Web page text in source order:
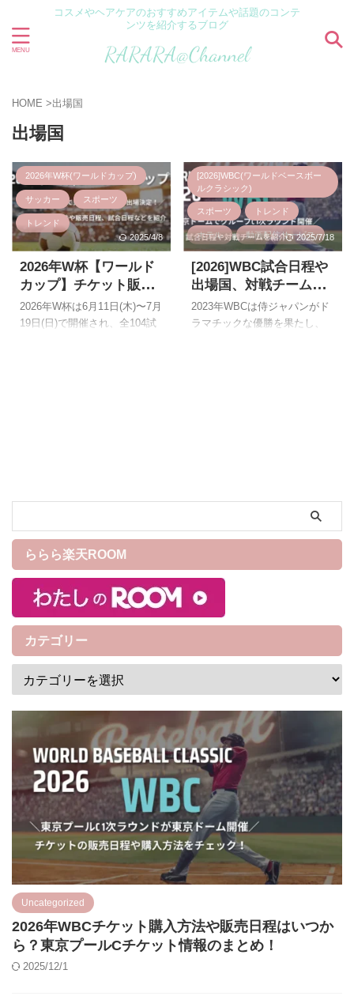
コスメやヘアケアのおすすめアイテムや話題のコンテ
ンツを紹介するブログ
HOME >出場国
出場国
2026年W杯(ワールドカップ)
サッカー スポーツ
トレンド
2025/4/8
2026年W杯【ワールド
カップ】チケット販売
日程や価格や購入方
法・買い方は？出場国
2026年W杯は6月11日(木)〜7月
19日(日)で開催され、全104試
日程や価格、種類は2026年4月
参考に紹介しており変更とな
る可能性がありますのでご了
承ください。最新情報が入り
次第更新中です。 ...
[2026]WBC(ワールドベースボー
ルクラシック)
スポーツ トレンド
ホテル 動画配信サービス2025/7/18
[2026]WBC試合日程や
出場国、対戦チーム
は？
2023年WBCは侍ジャパンがド
ラマチックな優勝を果たし、
うか。 2026年WBCの試合日程
や出場国、対戦チームをまと
めましたのでチェックしてみ
日程は？ WBCの試合日程は大
きく分けると3つのラウンドで
...
ららら楽天ROOM
カテゴリー
Uncategorized
2026年WBCチケット購入方法や販売日程はいつか
ら？東京プールCチケット情報のまとめ！
2025/12/1